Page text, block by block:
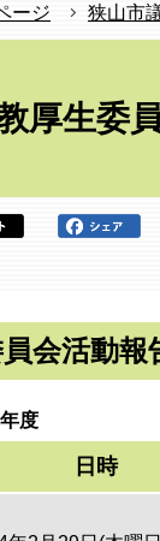
ージ 狭山市
厚生委
会活動報
度
日時